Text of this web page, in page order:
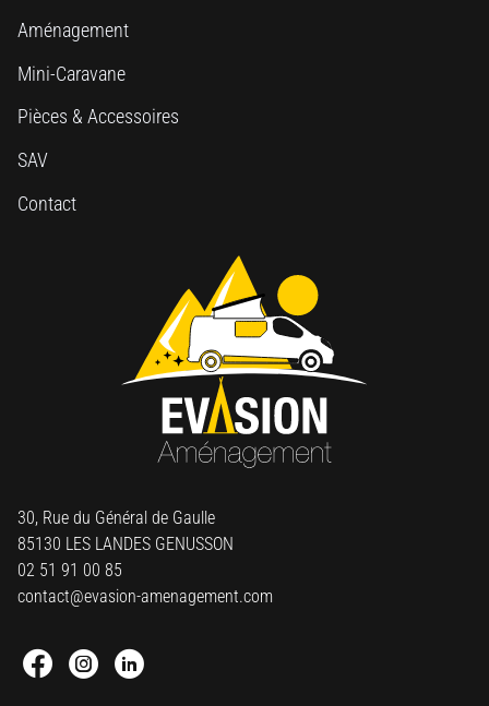
Aménagement
Mini-Caravane
Pièces & Accessoires
SAV
Contact
30, Rue du Général de Gaulle
85130 LES LANDES GENUSSON
02 51 91 00 85
contact@evasion-amenagement.com
Facebook : Round
Instagram : Round
Linkedin : Round